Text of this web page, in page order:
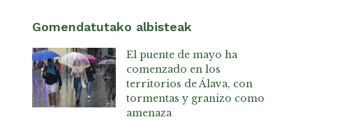
Gomendatutako albisteak
El puente de mayo ha
comenzado en los
territorios de Álava, con
tormentas y granizo como
amenaza